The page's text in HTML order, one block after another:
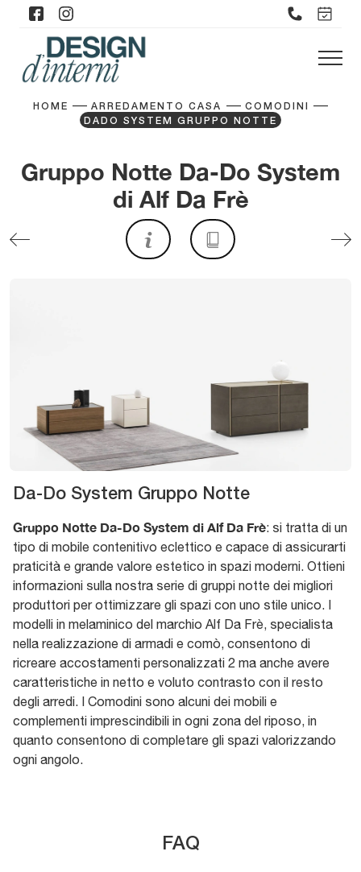
HOME ARREDAMENTO CASA
COMODINI
DADO SYSTEM GRUPPO NOTTE
Gruppo Notte Da-Do System
di Alf Da Frè
Da-Do System Gruppo Notte
Gruppo Notte Da-Do System di Alf Da Frè: si tratta di un
tipo di mobile contenitivo eclettico e capace di assicurarti
praticità e grande valore estetico in spazi moderni. Ottieni
informazioni sulla nostra serie di gruppi notte dei migliori
produttori per ottimizzare gli spazi con uno stile unico. I
modelli in melaminico del marchio Alf Da Frè, specialista
nella realizzazione di armadi e comò, consentono di
ricreare accostamenti personalizzati 2 ma anche avere
caratteristiche in netto e voluto contrasto con il resto
degli arredi. I Comodini sono alcuni dei mobili e
complementi imprescindibili in ogni zona del riposo, in
quanto consentono di completare gli spazi valorizzando
ogni angolo.
FAQ